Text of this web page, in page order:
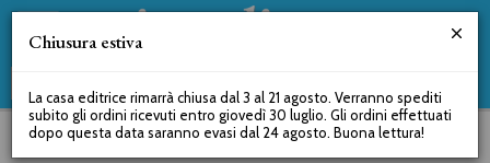
Chiusura estiva
La casa editrice rimarrà chiusa dal 3 al 21 agosto. Verranno spediti
subito gli ordini ricevuti entro giovedì 30 luglio. Gli ordini effettuati
dopo questa data saranno evasi dal 24 agosto. Buona lettura!